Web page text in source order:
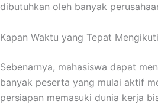
dibutuhkan oleh banyak
Kapan Waktu yang Tepat
Sebenarnya, mahasiswa dapat
banyak peserta yang mulai aktif
persiapan memasuki dunia kerja